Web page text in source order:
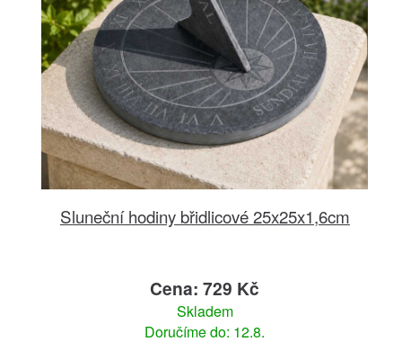
Sluneční hodiny břidlicové 25x25x1,6cm
Cena: 729 Kč
Skladem
Doručíme do: 12.8.